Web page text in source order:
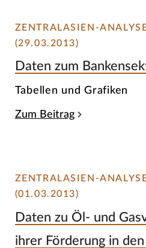
ZENTRALASIEN-
(29.03.2013)
Daten zum
Tabellen und Grafiken
Zum Beitrag
ZENTRALASIEN-
(01.03.2013)
Daten zu Öl- und
ihrer Förderung in